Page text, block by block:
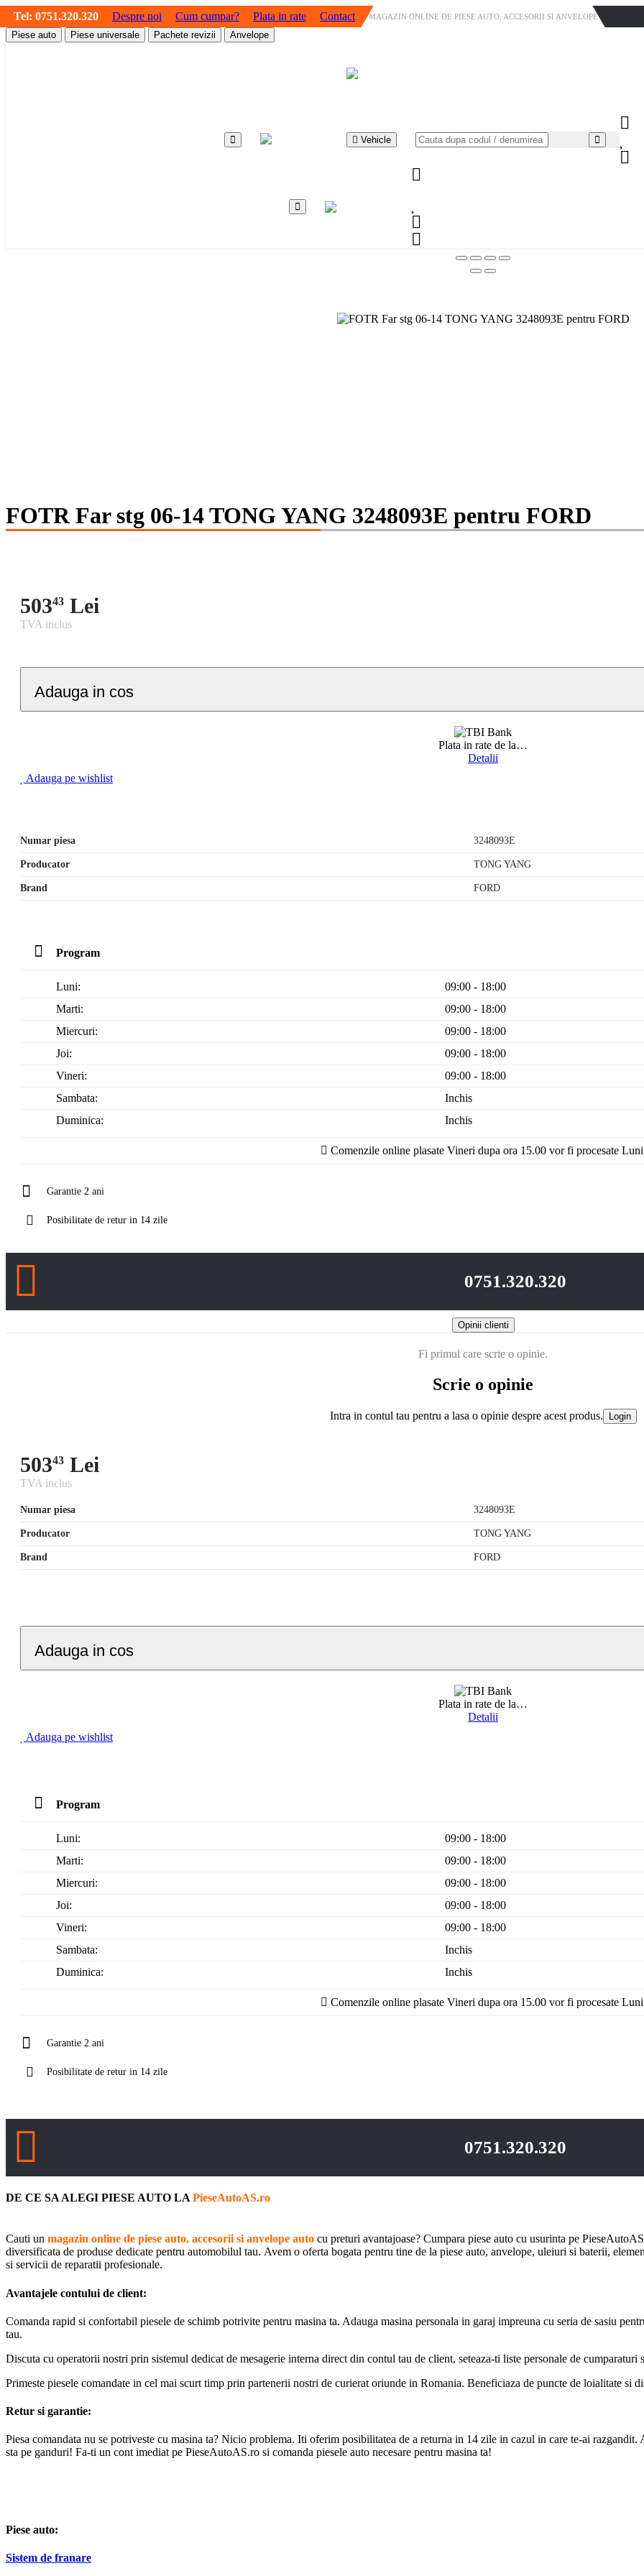
Tel:0751.320.320 Despre noi Cum cumpar? Plata in rate Contact MAGAZIN ONLINE DE PIESE AUTO, ACCESORII SI ANVELOPE
Piese auto Piese universale Pachete revizii Anvelope
Vehicle
FOTR Far stg 06-14 TONG YANG 3248093E pentru FORD
50343 Lei
TVA inclus
Adauga in cos
Plata in rate de la…
Detalii
Adauga pe wishlist
Numar piesa 3248093E
Producator TONG YANG
Brand FORD
Program
Luni:
09:00 - 18:00
Marti:
09:00 - 18:00
Miercuri:
09:00 - 18:00
Joi:
09:00 - 18:00
Vineri:
09:00 - 18:00
Sambata:
Inchis
Duminica:
Inchis
Comenzile online plasate Vineri dupa ora 15.00 vor fi procesate
Garantie 2 ani
Posibilitate de retur in 14 zile
0751.320.320
Opinii clienti
Fi primul care scrie o opinie.
Scrie o opinie
Intra in contul tau pentru a lasa o opinie despre acest produs. Login
50343 Lei
TVA inclus
Numar piesa 3248093E
Producator TONG YANG
Brand FORD
Adauga in cos
Plata in rate de la…
Detalii
Adauga pe wishlist
Program
Luni:
09:00 - 18:00
Marti:
09:00 - 18:00
Miercuri:
09:00 - 18:00
Joi:
09:00 - 18:00
Vineri:
09:00 - 18:00
Sambata:
Inchis
Duminica:
Inchis
Comenzile online plasate Vineri dupa ora 15.00 vor fi procesate
Garantie 2 ani
Posibilitate de retur in 14 zile
0751.320.320
DE CE SA ALEGI PIESE AUTO LA PieseAutoAS.ro
Cauti un magazin online de piese auto, accesorii si anvelope auto cu preturi avantajoase? Cumpara piese auto cu usurinta pe
diversificata de produse dedicate pentru automobilul tau. Avem o oferta bogata pentru tine de la piese auto, anvelope, uleiuri si baterii,
si servicii de reparatii profesionale.
Avantajele contului de client:
Comanda rapid si confortabil piesele de schimb potrivite pentru masina ta. Adauga masina personala in garaj impreuna cu seria de sasiu
tau.
Discuta cu operatorii nostri prin sistemul dedicat de mesagerie interna direct din contul tau de client, seteaza-ti liste personale de
Primeste piesele comandate in cel mai scurt timp prin partenerii nostri de curierat oriunde in Romania. Beneficiaza de puncte de loialitate si
Retur si garantie:
Piesa comandata nu se potriveste cu masina ta? Nicio problema. Iti oferim posibilitatea de a returna in 14 zile in cazul in care te-ai
sta pe ganduri! Fa-ti un cont imediat pe PieseAutoAS.ro si comanda piesele auto necesare pentru masina ta!
Piese auto:
Sistem de franare